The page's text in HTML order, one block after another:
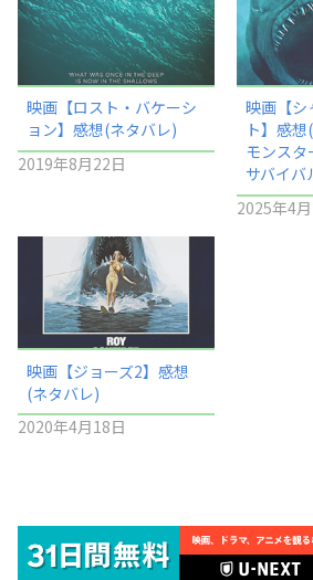
映画【ロスト・バケーシ
ョン】感想(ネタバレ)
2019年8月22日
映画【シ
ト】感
モンスタ
サバイバ
2025年4
映画【ジョーズ2】感想
(ネタバレ)
2020年4月18日